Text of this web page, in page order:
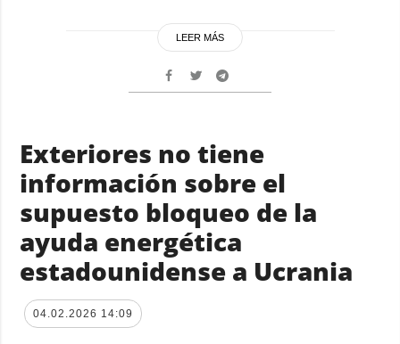
LEER MÁS
Exteriores no tiene
información sobre el
supuesto bloqueo de la
ayuda energética
estadounidense a Ucrania
04.02.2026 14:09